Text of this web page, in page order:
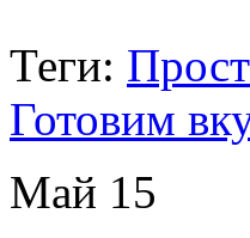
Теги:
Готовим
Май 15